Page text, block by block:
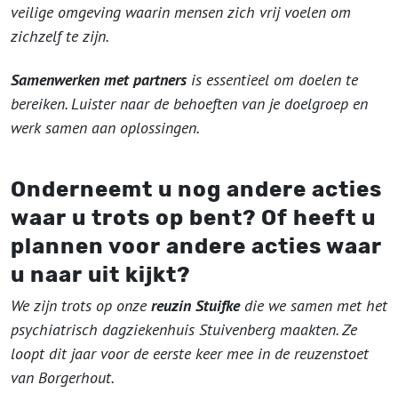
veilige omgeving waarin mensen zich vrij voelen om
zichzelf te zijn.
Samenwerken met partners is essentieel om doelen te
bereiken. Luister naar de behoeften van je doelgroep en
werk samen aan oplossingen.
Onderneemt u nog andere acties
waar u trots op bent? Of heeft u
plannen voor andere acties waar
u naar uit kijkt?
We zijn trots op onzereuzin Stuifkedie we samen met het
psychiatrisch dagziekenhuis Stuivenberg maakten. Ze
loopt dit jaar voor de eerste keer mee in de reuzenstoet
van Borgerhout.